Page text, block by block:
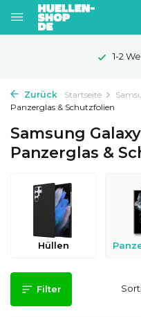
1-2
Zurück Startseite
Panzerglas & Schutzfolien
Samsung
Panzerglas &
Hüllen
Filter